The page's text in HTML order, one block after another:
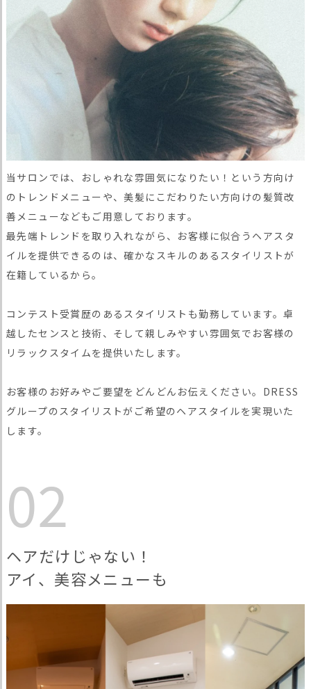
当サロンでは、おしゃれな雰囲気になりたい！という方向け
のトレンドメニューや、美髪にこだわりたい方向けの髪質改
善メニューなどもご用意しております。
最先端 ト レ ン ド を取 り 入れなが ら 、 お客様 に似合 う ヘ アス タ
イ ルを提供できるのは、確かなスキルのあるスタイリストが
在籍しているから。
コンテスト受賞歴のあるスタイリストも勤務しています。卓
越したセンスと技術、そして親しみやすい雰囲気でお客様の
リラックスタイムを提供いたします。
お客様のお好みやご要望をどんどんお伝えください。DRESS
グループのスタイリストがご希望のヘアスタイルを実現いた
します。
02
ヘアだけじゃない！
アイ、美容メニューも